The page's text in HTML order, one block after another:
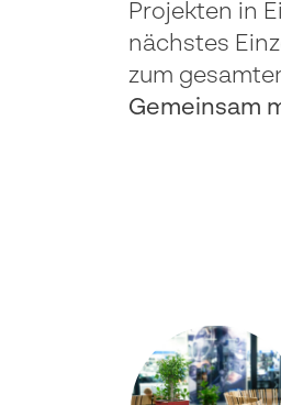
Projekten in
nächstes
zum
Gemeinsam